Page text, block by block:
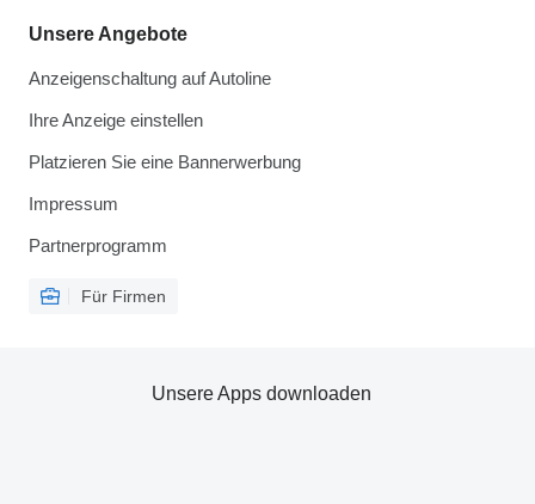
Unsere Angebote
Anzeigenschaltung auf Autoline
Ihre Anzeige einstellen
Platzieren Sie eine Bannerwerbung
Impressum
Partnerprogramm
Für Firmen
Unsere Apps downloaden